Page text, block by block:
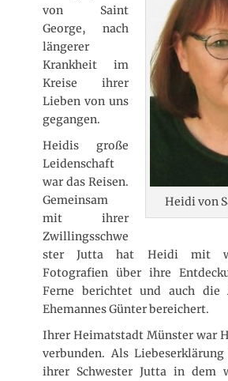
e
n
t
l
i
c
t
a
m
Heidi von
von Saint
George, nach
längerer
Krankheit im
Kreise ihrer
Lieben von uns
gegangen.
Heidis große
Leidenschaft
war das Reisen.
Gemeinsam
mit ihrer
Zwillingsschwe
ster Jutta hat Heidi mit
Fotografien über ihre
Ferne berichtet und auch die
Ehemannes Günter bereichert.
Ihrer Heimatstadt Münster war
verbunden. Als
ihrer Schwester Jutta in dem